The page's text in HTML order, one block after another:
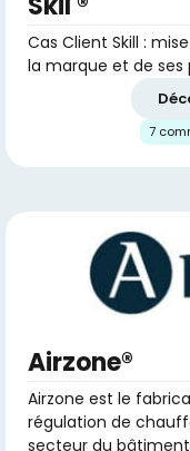
Cas Client Skill :
la marque et de ses
7
Airzone®
Airzone est le
régulation de
secteur du